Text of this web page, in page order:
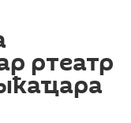
ртеатр